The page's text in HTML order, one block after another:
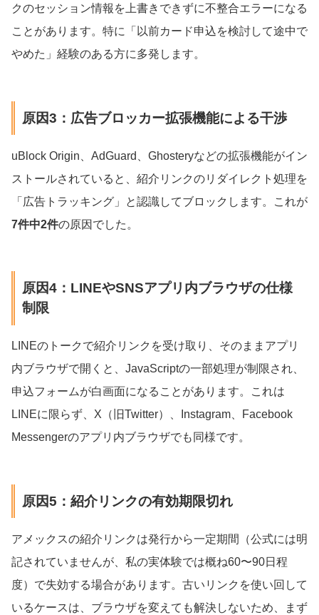
クのセッション情報を上書きできずに不整合エラーになる
ことがあります。特に「以前カード申込を検討して途中で
やめた」経験のある方に多発します。
原因3：広告ブロッカー拡張機能による干渉
uBlock Origin、AdGuard、Ghosteryなどの拡張機能がイン
ストールされていると、紹介リンクのリダイレクト処理を
「広告トラッキング」と認識してブロックします。これが
7件中2件の原因でした。
原因4：LINEやSNSアプリ内ブラウザの仕様
制限
LINEのトークで紹介リンクを受け取り、そのままアプリ
内ブラウザで開くと、JavaScriptの一部処理が制限され、
申込フォームが白画面になることがあります。これは
LINEに限らず、X（旧Twitter）、Instagram、Facebook
Messengerのアプリ内ブラウザでも同様です。
原因5：紹介リンクの有効期限切れ
アメックスの紹介リンクは発行から一定期間（公式には明
記されていませんが、私の実体験では概ね60〜90日程
度）で失効する場合があります。古いリンクを使い回して
いるケースは、ブラウザを変えても解決しないため、まず